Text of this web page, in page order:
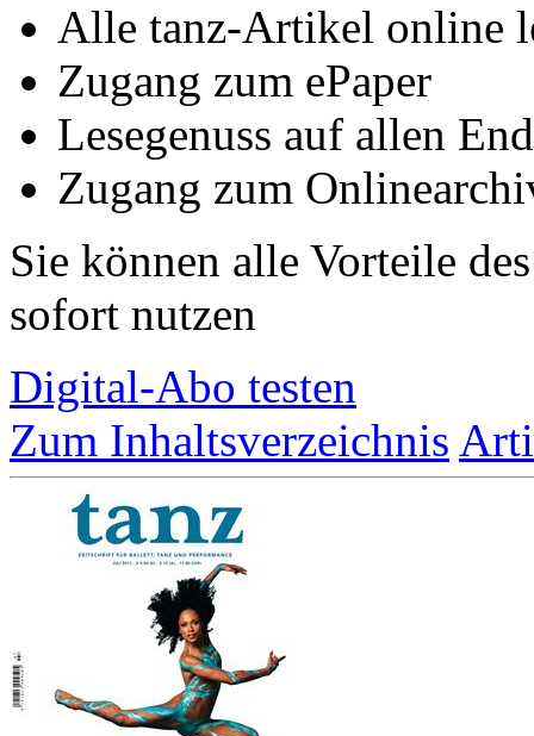
Alle tanz-Artikel online
Zugang zum ePaper
Lesegenuss auf allen
Zugang zum
Sie können alle Vorteile
sofort nutzen
Digital-Abo testen
Zum Inhaltsverzeichnis